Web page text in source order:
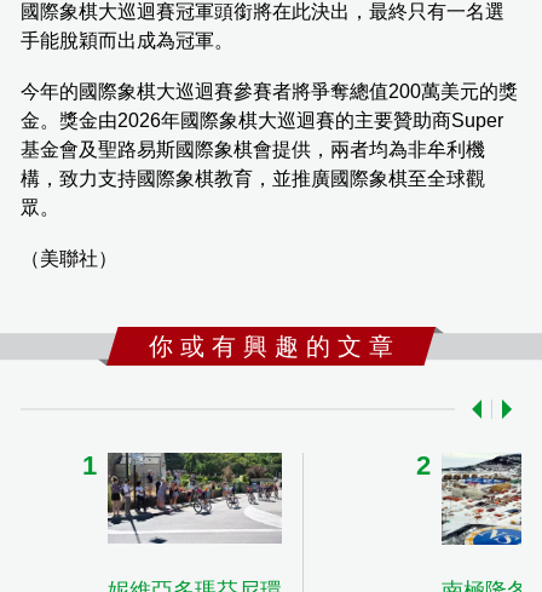
國際象棋大巡迴賽冠軍頭銜將在此決出，最終只有一名選
手能脫穎而出成為冠軍。
今年的國際象棋大巡迴賽參賽者將爭奪總值200萬美元的獎
金。獎金由2026年國際象棋大巡迴賽的主要贊助商Super
基金會及聖路易斯國際象棋會提供，兩者均為非牟利機
構，致力支持國際象棋教育，並推廣國際象棋至全球觀
眾。
（美聯社）
你 或 有 興 趣 的 文 章